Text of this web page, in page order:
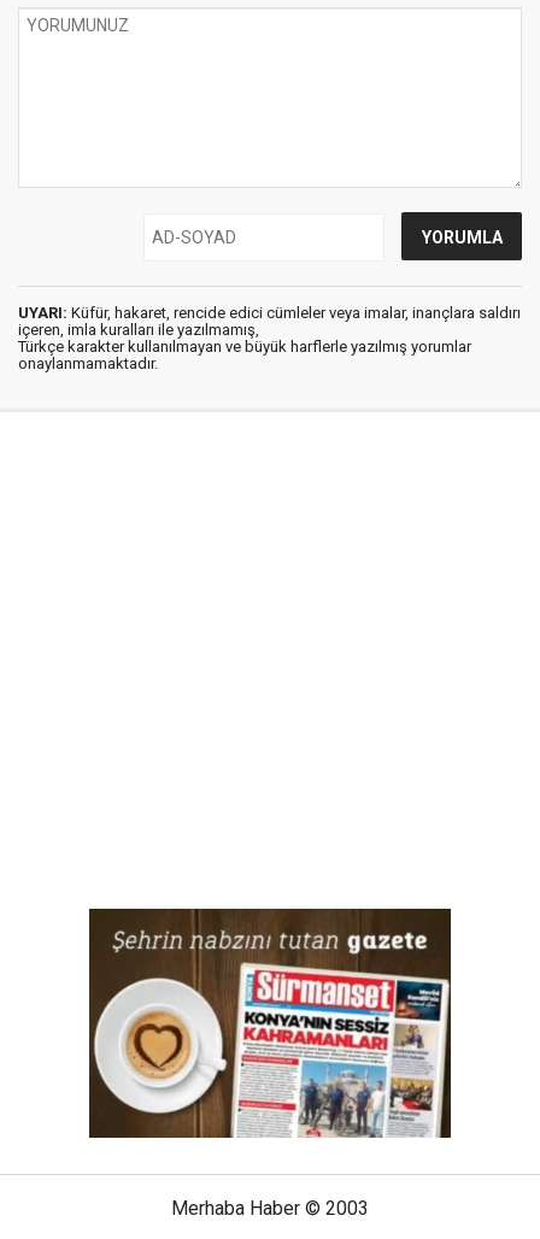
UYARI: Küfür, hakaret, rencide edici cümleler veya imalar, inançlara saldırı
içeren, imla kuralları ile yazılmamış,
Türkçe karakter kullanılmayan ve büyük harflerle yazılmış yorumlar
onaylanmamaktadır.
Merhaba Haber © 2003